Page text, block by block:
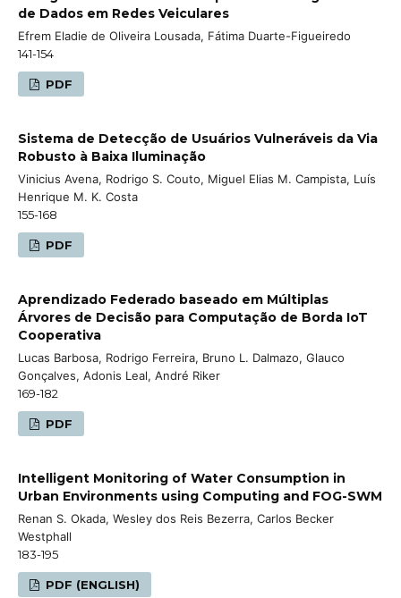
de Dados em Redes Veiculares
Efrem Eladie de Oliveira Lousada, Fátima Duarte-Figueiredo
141-154
PDF
Sistema de Detecção de Usuários Vulneráveis da Via
Robusto à Baixa Iluminação
Vinicius Avena, Rodrigo S. Couto, Miguel Elias M. Campista, Luís
Henrique M. K. Costa
155-168
PDF
Aprendizado Federado baseado em Múltiplas
Árvores de Decisão para Computação de Borda IoT
Cooperativa
Lucas Barbosa, Rodrigo Ferreira, Bruno L. Dalmazo, Glauco
Gonçalves, Adonis Leal, André Riker
169-182
PDF
Intelligent Monitoring of Water Consumption in
Urban Environments using Computing and FOG-SWM
Renan S. Okada, Wesley dos Reis Bezerra, Carlos Becker
Westphall
183-195
PDF (ENGLISH)